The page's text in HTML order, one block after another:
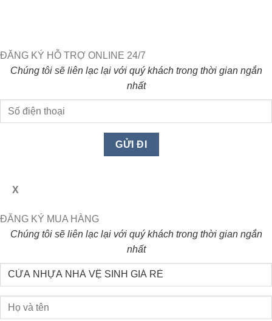
ĐĂNG KÝ HỖ TRỢ ONLINE 24/7
Chúng tôi sẽ liên lạc lại với quý khách trong thời gian ngắn
nhất
X
ĐĂNG KÝ MUA HÀNG
Chúng tôi sẽ liên lạc lại với quý khách trong thời gian ngắn
nhất